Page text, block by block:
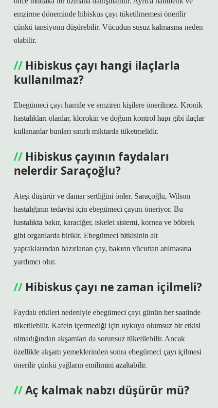
emzirme döneminde hibiskus çayı tüketilmemesi önerilir
çünkü tansiyonu düşürebilir. Vücudun susuz kalmasına neden
olabilir.
Hibiskus çayı hangi ilaçlarla
kullanılmaz?
Ebegümeci çayı hamile ve emziren kişilere önerilmez. Kronik
hastalıkları olanlar, klorokin ve doğum kontrol hapı gibi ilaçlar
kullananlar bunları sınırlı miktarda tüketmelidir.
Hibiskus çayının faydaları
nelerdir Saraçoğlu?
Ateşi düşürür ve damar sertliğini önler. Saraçoğlu, Wilson
hastalığının tedavisi için ebegümeci çayını öneriyor. Bu
hastalıkta bakır, karaciğer, iskelet sistemi, kornea ve böbrek
gibi organlarda birikir. Ebegümeci bitkisinin alt
yapraklarından hazırlanan çay, bakırın vücuttan atılmasına
yardımcı olur.
Hibiskus çayı ne zaman içilmeli?
Faydalı etkileri nedeniyle ebegümeci çayı günün her saatinde
tüketilebilir. Kafein içermediği için uykuya olumsuz bir etkisi
olmadığından akşamları da sorunsuz tüketilebilir. Ancak
özellikle akşam yemeklerinden sonra ebegümeci çayı içilmesi
önerilir çünkü yağların emilimini azaltabilir.
Aç kalmak nabzı düşürür mü?